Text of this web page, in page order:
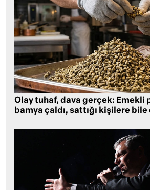
Olay tuhaf, dava gerçek: Emekli
bamya çaldı, sattığı kişilere bile